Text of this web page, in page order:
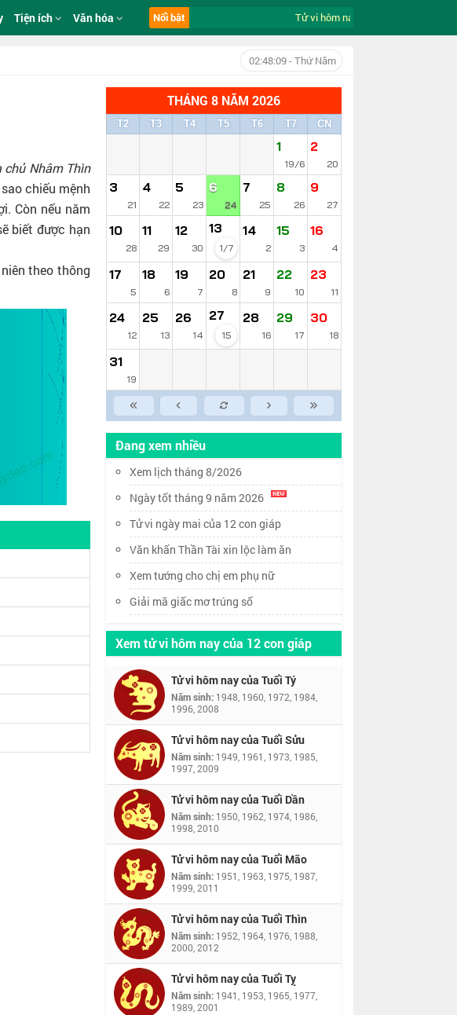
Tiện ích Văn hóa Nổi bật Tử vi hôm nay ngày 6/8/2026 của 12
02:48:10- Thứ Năm
chủ Nhâm Thìn
chiếu mệnh
Còn nếu năm
biết được hạn
theo thông
THÁNG 8 NĂM 2026
T2 T3 T4 T5 T6 T7 CN
1
19/6
2
20
3
21
4
22
5
23
6
24
7
25
8
26
9
27
10
28
11
29
12
30
13
1/7
14
2
15
3
16
4
17
5
18
6
19
7
20
8
21
9
22
10
23
11
24
12
25
13
26
14
27
15
28
16
29
17
30
18
31
19
Đang xem nhiều
Xem lịch tháng 8/2026
Ngày tốt tháng 9 năm 2026
Tử vi ngày mai của 12 con giáp
Văn khấn Thần Tài xin lộc làm ăn
Xem tướng cho chị em phụ nữ
Giải mã giấc mơ trúng số
Xem tử vi hôm nay của 12 con giáp
Tử vi hôm nay của Tuổi Tý
Năm sinh: 1948, 1960, 1972, 1984,
1996, 2008
Tử vi hôm nay của Tuổi Sửu
Năm sinh: 1949, 1961, 1973, 1985,
1997, 2009
Tử vi hôm nay của Tuổi Dần
Năm sinh: 1950, 1962, 1974, 1986,
1998, 2010
Tử vi hôm nay của Tuổi Mão
Năm sinh: 1951, 1963, 1975, 1987,
1999, 2011
Tử vi hôm nay của Tuổi Thìn
Năm sinh: 1952, 1964, 1976, 1988,
2000, 2012
Tử vi hôm nay của Tuổi Tỵ
Năm sinh: 1941, 1953, 1965, 1977,
1989, 2001